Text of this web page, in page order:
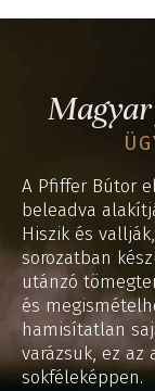
A Pfiffer Bútor
beleadva
Hiszik és
sorozatban
utánzó
és
hamisítatlan
varázsuk, ez az
sokféleképpen.